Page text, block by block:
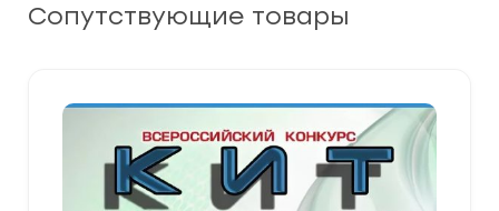
Сопутствующие товары